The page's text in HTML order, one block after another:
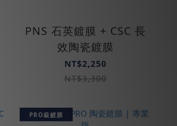
PNS 石英鍍膜 + CSC 長
效陶瓷鍍膜
NT$2,250
NT$3,300
PRO級鍍膜